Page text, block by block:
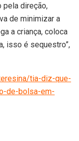
pela direção,
de minimizar a
a criança, coloca
isso é sequestro”,
tia-diz-que-
de-bolsa-em-